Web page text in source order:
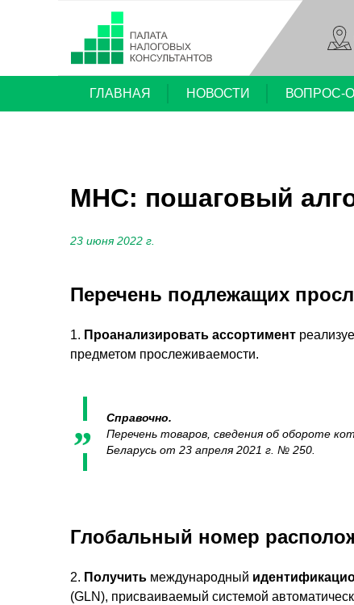
ГЛАВНАЯ НОВОСТИ ВОПРОС-
МНС: пошаговый
23 июня 2022 г.
Перечень подлежащих
1. Проанализировать ассортимент
предметом прослеживаемости.
Справочно.
Перечень товаров, сведения об обороте
Беларусь от 23 апреля 2021 г. № 250.
Глобальный номер
2. Получить международный
(GLN), присваиваемый системой